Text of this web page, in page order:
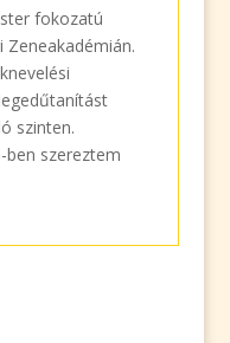
fokozatú
Zeneakadémián.
szinten.
ben szereztem